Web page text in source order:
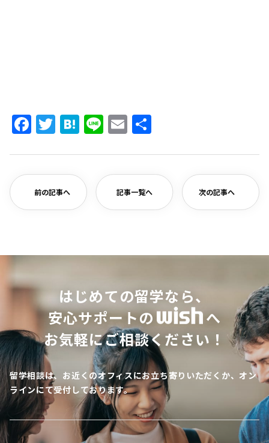
Facebook
Twitter
Hatena
LineEmail
前の記事へ 記事一覧へ 次の記事へ
はじめての留学なら、
安心サポートの
へ
お気軽にご相談ください！
留学相談は、お近くのオフィスにお立ち寄りいただくか、オン
ラインにて受付しております。